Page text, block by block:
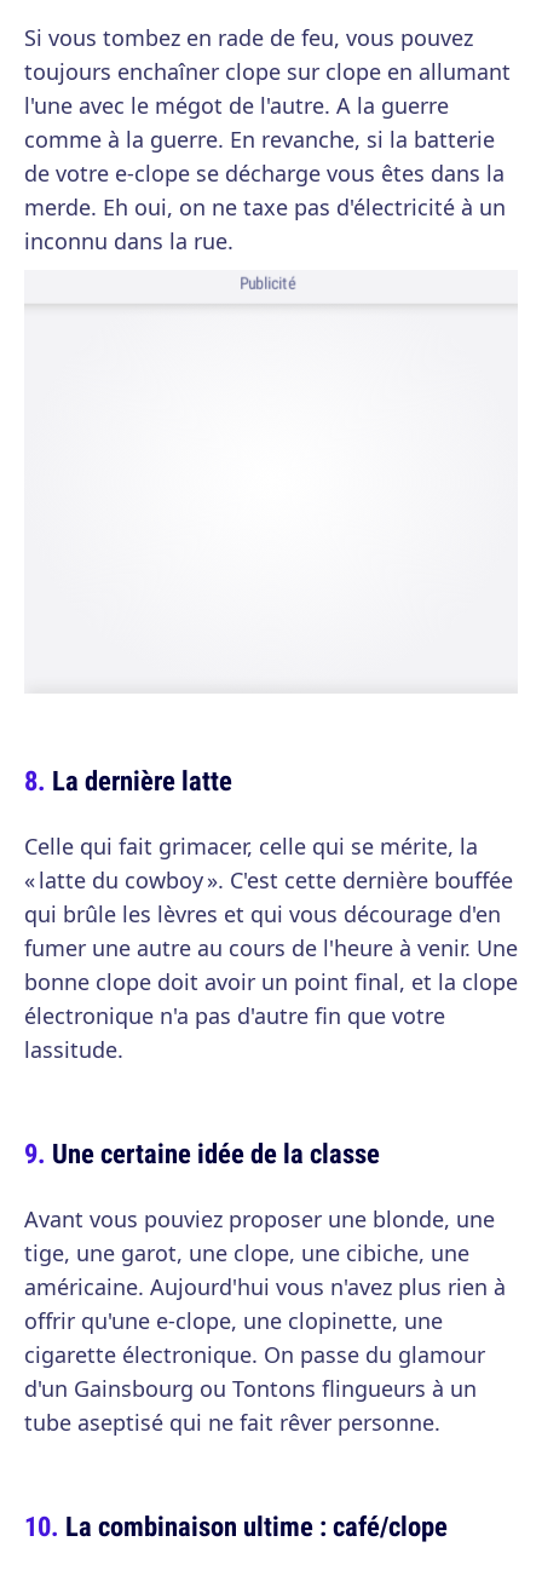
Si vous tombez en rade de feu, vous pouvez
toujours enchaîner clope sur clope en allumant
l'une avec le mégot de l'autre. A la guerre
comme à la guerre. En revanche, si la batterie
de votre e-clope se décharge vous êtes dans la
merde. Eh oui, on ne taxe pas d'électricité à un
inconnu dans la rue.
Publicité
La dernière latte
Celle qui fait grimacer, celle qui se mérite, la
« latte du cowboy ». C'est cette dernière bouffée
qui brûle les lèvres et qui vous décourage d'en
fumer une autre au cours de l'heure à venir. Une
bonne clope doit avoir un point final, et la clope
électronique n'a pas d'autre fin que votre
lassitude.
Une certaine idée de la classe
Avant vous pouviez proposer une blonde, une
tige, une garot, une clope, une cibiche, une
américaine. Aujourd'hui vous n'avez plus rien à
offrir qu'une e-clope, une clopinette, une
cigarette électronique. On passe du glamour
d'un Gainsbourg ou Tontons flingueurs à un
tube aseptisé qui ne fait rêver personne.
La combinaison ultime : café/clope